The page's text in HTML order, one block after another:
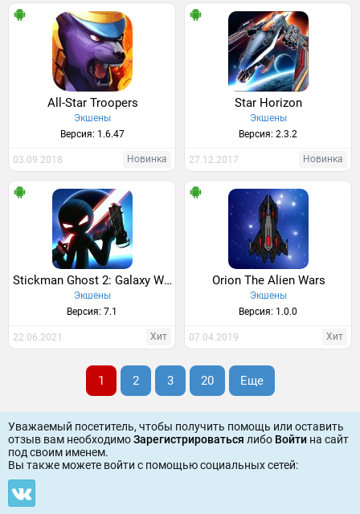
All-Star Troopers
Экшены
Версия: 1.6.47
03.09.2018 Новинка
Star Horizon
Экшены
Версия: 2.3.2
27.12.2017 Новинка
Stickman Ghost 2: Galaxy Wars
Экшены
Версия: 7.1
22.06.2021 Хит
Orion The Alien Wars
Экшены
Версия: 1.0.0
07.04.2019 Хит
1 2 3 20 Еще
Уважаемый посетитель, чтобы получить помощь или оставить
отзыв вам необходимоЗарегистрироваться либо Войти на сайт
под своим именем.
Вы также можете войти c помощью социальных сетей: